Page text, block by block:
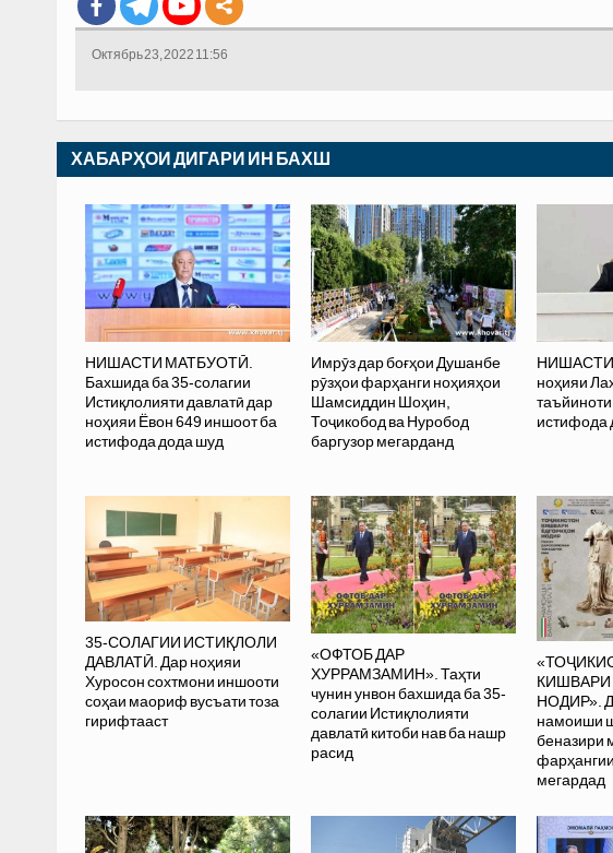
Октябрь 23, 2022 11:56
ХАБАРҲОИ ДИГАРИ ИН БАХШ
НИШАСТИ МАТБУОТӢ.
Бахшида ба 35-солагии
Истиқлолияти давлатӣ дар
ноҳияи Ёвон 649 иншоот ба
истифода дода шуд
Имрӯз дар боғҳои Душанбе
рӯзҳои фарҳанги ноҳияҳои
Шамсиддин Шоҳин,
Тоҷикобод ва Нуробод
баргузор мегарданд
НИШАСТИ
ноҳияи
таъйиноти
истифода
35-СОЛАГИИ ИСТИҚЛОЛИ
ДАВЛАТӢ. Дар ноҳияи
Хуросон сохтмони иншооти
соҳаи маориф вусъати тоза
гирифтааст
«ОФТОБ ДАР
ХУРРАМЗАМИН». Таҳти
чунин унвон бахшида ба 35-
солагии Истиқлолияти
давлатӣ китоби нав ба нашр
расид
КИШВАРИ
НОДИР».
намоиши
беназири
мегардад